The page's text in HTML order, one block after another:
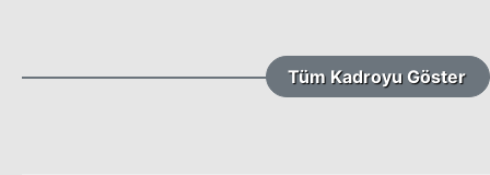
Tüm Kadroyu Göster